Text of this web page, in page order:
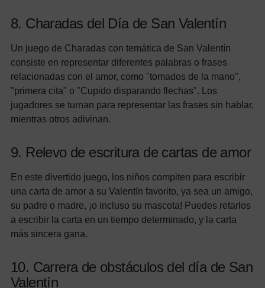
8. Charadas del Día de San Valentín
Un juego de Charadas con temática de San Valentín
consiste en representar diferentes palabras o frases
relacionadas con el amor, como "tomados de la mano",
"primera cita" o "Cupido disparando flechas". Los
jugadores se turnan para representar las frases sin hablar,
mientras otros adivinan.
9. Relevo de escritura de cartas de amor
En este divertido juego, los niños compiten para escribir
una carta de amor a su Valentín favorito, ya sea un amigo,
su padre o madre, ¡o incluso su mascota! Puedes retarlos
a escribir la carta en un tiempo determinado, y la carta
más sincera gana.
10. Carrera de obstáculos del día de San
Valentín